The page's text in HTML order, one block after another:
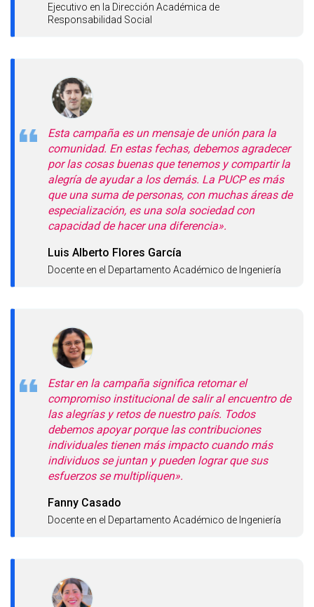
Ejecutivo en la Dirección Académica de
Responsabilidad Social
Esta campaña es un mensaje de unión para la
comunidad. En estas fechas, debemos agradecer
por las cosas buenas que tenemos y compartir la
alegría de ayudar a los demás. La PUCP es más
que una suma de personas, con muchas áreas de
especialización, es una sola sociedad con
capacidad de hacer una diferencia».
Luis Alberto Flores García
Docente en el Departamento Académico de Ingeniería
Estar en la campaña significa retomar el
compromiso institucional de salir al encuentro de
las alegrías y retos de nuestro país. Todos
debemos apoyar porque las contribuciones
individuales tienen más impacto cuando más
individuos se juntan y pueden lograr que sus
esfuerzos se multipliquen».
Fanny Casado
Docente en el Departamento Académico de Ingeniería